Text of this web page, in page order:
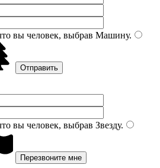
вы человек, выбрав Машину.
вы человек, выбрав Звезду.